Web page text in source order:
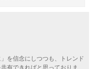
を信念にしつつも、トレンド
有できればと思っておりま